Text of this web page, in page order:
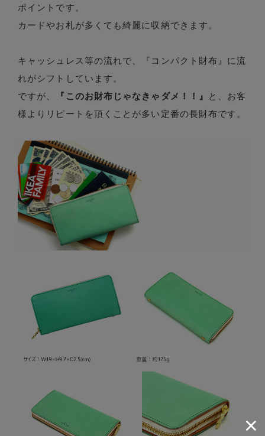
ポイントです。
カードやお札が多くても綺麗に収納できます。
キャッシュレス等の流れで、『コンパクト財布』に流
れがシフトしています。
ですが、
『このお財布じゃなきゃダメ！！』
と、お客
様よりリピートを頂くことが多い定番の長財布です。